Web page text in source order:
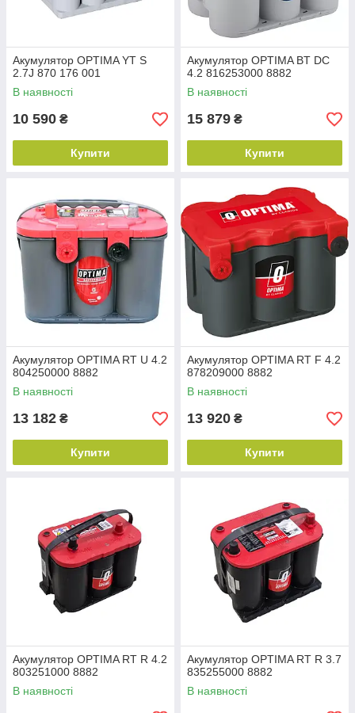
Акумулятор OPTIMA YT S
2.7J 870 176 001
В наявності
10 590 ₴
Купити
Акумулятор OPTIMA BT DC
4.2 816253000 8882
В наявності
15 879 ₴
Купити
Акумулятор OPTIMA RT U 4.2
804250000 8882
В наявності
13 182 ₴
Купити
Акумулятор OPTIMA RT F 4.2
878209000 8882
В наявності
13 920 ₴
Купити
Акумулятор OPTIMA RT R 4.2
803251000 8882
В наявності
Акумулятор OPTIMA RT R 3.7
835255000 8882
В наявності